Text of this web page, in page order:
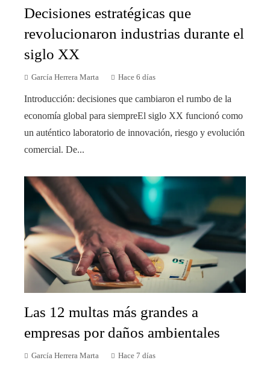
Decisiones estratégicas que
revolucionaron industrias durante el
siglo XX
García Herrera Marta Hace 6 días
Introducción: decisiones que cambiaron el rumbo de la
economía global para siempreEl siglo XX funcionó como
un auténtico laboratorio de innovación, riesgo y evolución
comercial. De...
Las 12 multas más grandes a
empresas por daños ambientales
García Herrera Marta Hace 7 días